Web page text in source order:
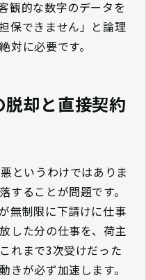
観的な数字のデータを
保できません」と論理
対に必要です。
却と直接契約
というわけではありま
することが問題です。
無制限に下請けに仕事
した分の仕事を、荷主
れまで3次受けだった
きが必ず加速します。